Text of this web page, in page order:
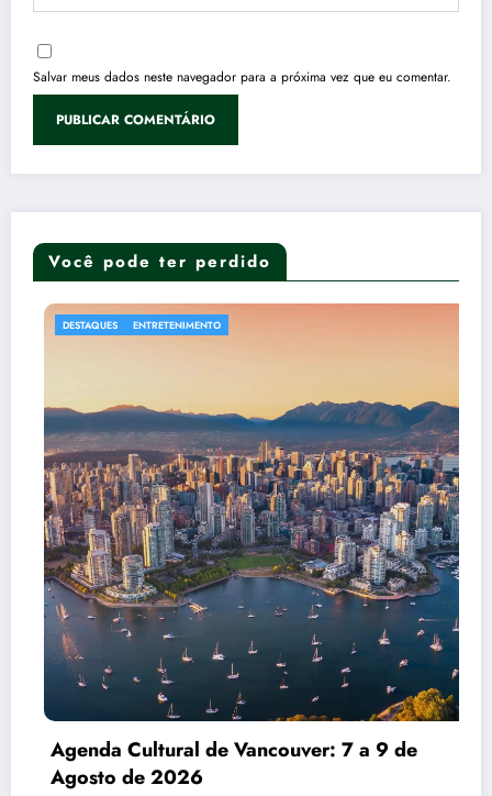
Salvar meus dados neste navegador para a próxima vez que eu comentar.
Você pode ter perdido
DESTAQUES ENTRETENIMENTO
Agenda Cultural de Vancouver: 7 a 9 de
Agosto de 2026